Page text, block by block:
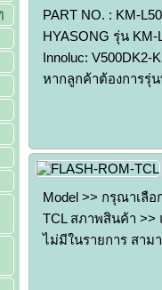
PART NO. : KM-
HYASONG รุ่น
Innoluc:
หากลูกค้าต้องการรุ่
Model >> กรุณาเลื
TCL สภาพสินค้า
ไม่มีในรายการ สาม